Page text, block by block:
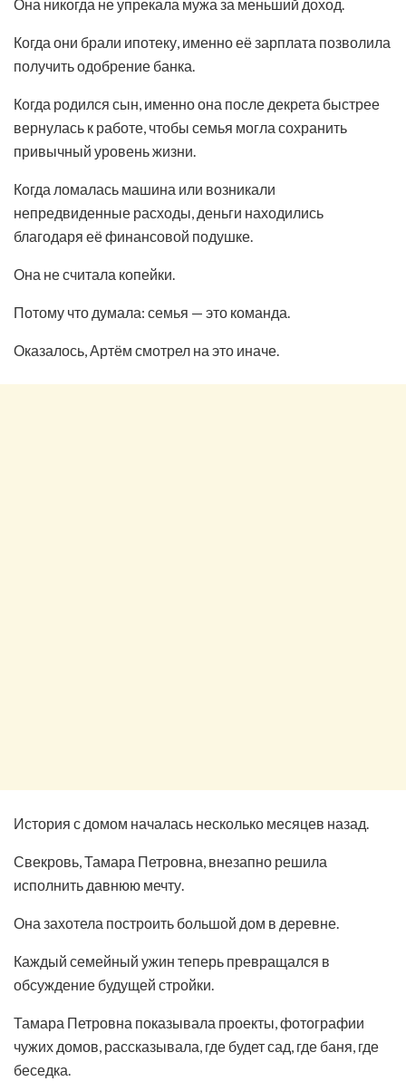
Она никогда не упрекала мужа за меньший доход.
Когда они брали ипотеку, именно её зарплата позволила
получить одобрение банка.
Когда родился сын, именно она после декрета быстрее
вернулась к работе, чтобы семья могла сохранить
привычный уровень жизни.
Когда ломалась машина или возникали
непредвиденные расходы, деньги находились
благодаря её финансовой подушке.
Она не считала копейки.
Потому что думала: семья — это команда.
Оказалось, Артём смотрел на это иначе.
История с домом началась несколько месяцев назад.
Свекровь, Тамара Петровна, внезапно решила
исполнить давнюю мечту.
Она захотела построить большой дом в деревне.
Каждый семейный ужин теперь превращался в
обсуждение будущей стройки.
Тамара Петровна показывала проекты, фотографии
чужих домов, рассказывала, где будет сад, где баня, где
беседка.